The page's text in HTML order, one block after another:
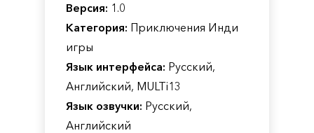
Версия: 1.0
Категория: Приключения Инди
игры
Язык интерфейса: Русский,
Английский, MULTi13
Язык озвучки: Русский,
Английский